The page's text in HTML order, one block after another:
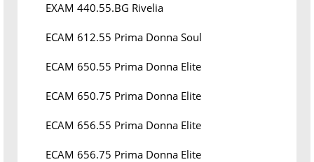
EXAM 440.55.BG Rivelia
ECAM 612.55 Prima Donna Soul
ECAM 650.55 Prima Donna Elite
ECAM 650.75 Prima Donna Elite
ECAM 656.55 Prima Donna Elite
ECAM 656.75 Prima Donna Elite